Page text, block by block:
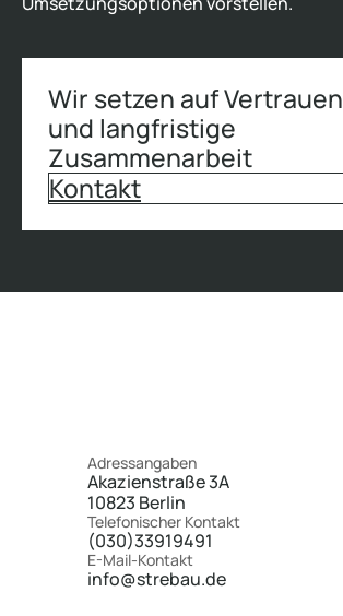
Wir setzen auf Vertrauen
und langfristige
Zusammenarbeit
Kontakt
Adressangaben
Akazienstraße 3A
10823 Berlin
Telefonischer Kontakt
(030)33919491
E-Mail-Kontakt
info@strebau.de